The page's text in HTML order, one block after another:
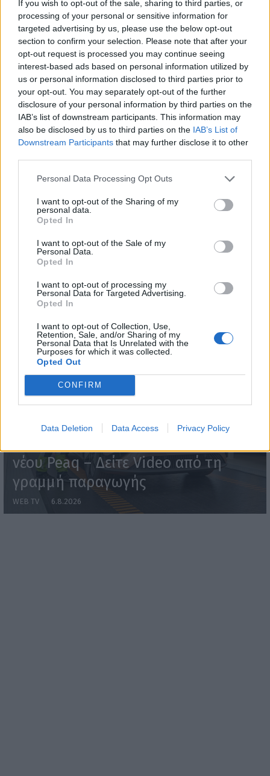
If you wish to opt-out of the sale, sharing to third parties, or
processing of your personal or sensitive information for
targeted advertising by us, please use the below opt-out
section to confirm your selection. Please note that after your
opt-out request is processed you may continue seeing
interest-based ads based on personal information utilized by
us or personal information disclosed to third parties prior to
your opt-out. You may separately opt-out of the further
disclosure of your personal information by third parties on the
IAB’s list of downstream participants. This information may
also be disclosed by us to third parties on the IAB’s List of
Downstream Participants that may further disclose it to other
Personal Data Processing Opt Outs
I want to opt-out of the Sharing of my
personal data.
Opted In
I want to opt-out of the Sale of my
Personal Data.
Opted In
I want to opt-out of processing my
Personal Data for Targeted Advertising.
Opted In
I want to opt-out of Collection, Use,
Retention, Sale, and/or Sharing of my
Personal Data that Is Unrelated with the
Purposes for which it was collected.
Opted Out
CONFIRM
Data Deletion Data Access Privacy Policy
7.8.2026
WEBTV
νέου Peaq – Δείτε Video από τη
γραμμή παραγωγής
WEB TV 6.8.2026